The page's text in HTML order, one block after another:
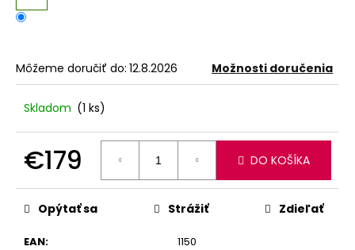
Môžeme doručiť do: 12.8.2026 Možnosti doručenia
Skladom (1 ks)
€179 DO KOŠÍKA
EAN: 1150
Opýtať sa Strážiť Zdieľať